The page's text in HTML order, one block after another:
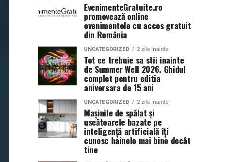
EvenimenteGratuite.ro
promovează online
evenimentele cu acces gratuit
din România
UNCATEGORIZED 2 zile inainte
Tot ce trebuie sa stii inainte
de Summer Well 2026. Ghidul
complet pentru editia
aniversara de 15 ani
UNCATEGORIZED 2 zile inainte
Mașinile de spălat și
uscătoarele bazate pe
inteligență artificială îți
cunosc hainele mai bine decât
tine